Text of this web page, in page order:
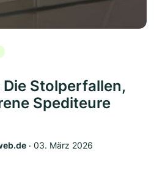
Stolperfallen,
Spediteure
‧ 03. März 2026